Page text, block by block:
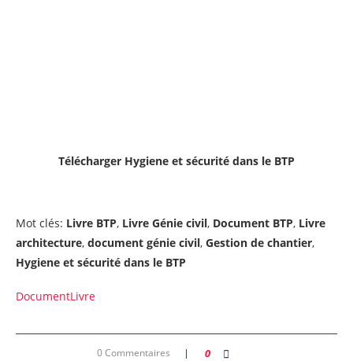
Télécharger Hygiene et sécurité dans le BTP
Mot clés: Livre BTP, Livre Génie civil, Document BTP, Livre
architecture, document génie civil, Gestion de chantier,
Hygiene et sécurité dans le BTP
DocumentLivre
0 Commentaires 0